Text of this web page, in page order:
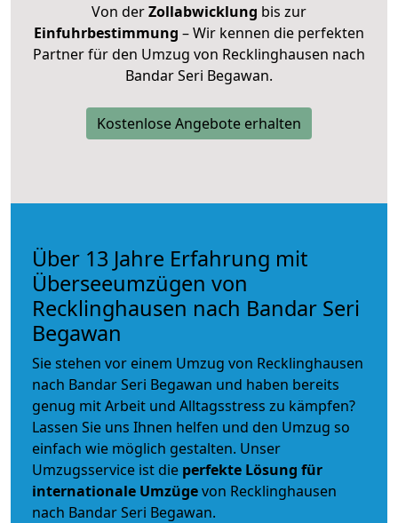
Von derZollabwicklung bis zur
Einfuhrbestimmung – Wir kennen die perfekten
Partner für den Umzug von Recklinghausen nach
Bandar Seri Begawan.
Kostenlose Angebote erhalten
Über 13 Jahre Erfahrung mit
Überseeumzügen von
Recklinghausen nach Bandar Seri
Begawan
Sie stehen vor einem Umzug von Recklinghausen
nach Bandar Seri Begawan und haben bereits
genug mit Arbeit und Alltagsstress zu kämpfen?
Lassen Sie uns Ihnen helfen und den Umzug so
einfach wie möglich gestalten. Unser
Umzugsservice ist die perfekte Lösung für
internationale Umzügevon Recklinghausen
nach Bandar Seri Begawan.